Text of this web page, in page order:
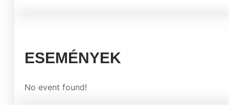
ESEMÉNYEK
No event found!